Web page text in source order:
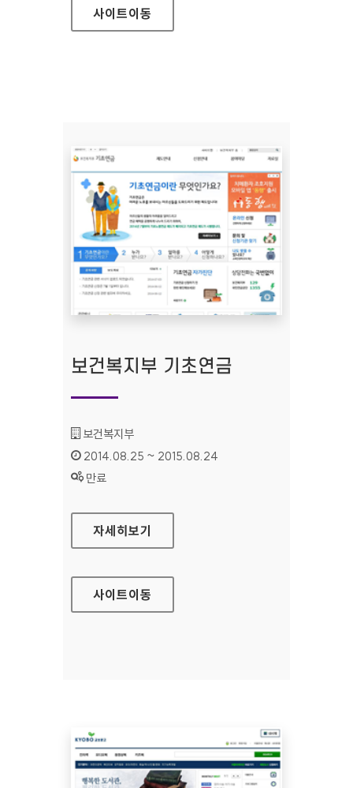
사이트이동
보건복지부 기초연금
기관명 :
보건복지부
인증기간 :
2014.08.25 ~ 2015.08.24
상태 :
만료
보건복지부 기초연금
자세히보기
사이트이동